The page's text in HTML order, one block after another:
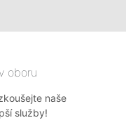
oboru
naše
služby!